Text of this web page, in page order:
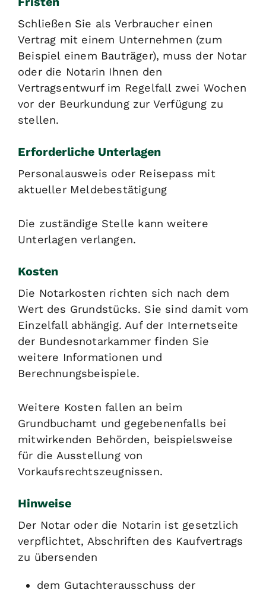
Schließen Sie als Verbraucher einen
Vertrag mit einem Unternehmen (zum
Beispiel einem Bauträger), muss der Notar
oder die Notarin Ihnen den
Vertragsentwurf im Regelfall zwei Wochen
vor der Beurkundung zur Verfügung zu
stellen.
Erforderliche Unterlagen
Personalausweis oder Reisepass mit
aktueller Meldebestätigung
Die zuständige Stelle kann weitere
Unterlagen verlangen.
Kosten
Die Notarkosten richten sich nach dem
Wert des Grundstücks. Sie sind damit vom
Einzelfall abhängig. Auf der Internetseite
der Bundesnotarkammer finden Sie
weitere Informationen und
Berechnungsbeispiele.
Weitere Kosten fallen an beim
Grundbuchamt und gegebenenfalls bei
mitwirkenden Behörden, beispielsweise
für die Ausstellung von
Vorkaufsrechtszeugnissen.
Hinweise
Der Notar oder die Notarin ist gesetzlich
verpflichtet, Abschriften des Kaufvertrags
zu übersenden
dem Gutachterausschuss der